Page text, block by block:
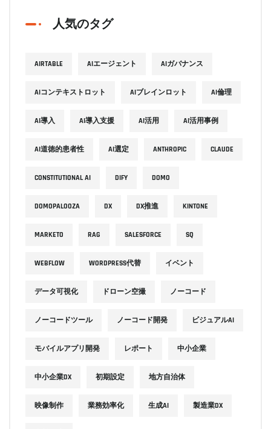
人気のタグ
AIRTABLE AIエージェント AIガバナンス
AIコンテキストロット AIブレインロット AI倫理
AI導入 AI導入支援 AI活用 AI活用事例
AI道徳的患者性 AI選定 ANTHROPIC CLAUDE
CONSTITUTIONAL AI DIFY DOMO
DOMOPALOOZA DX DX推進 KINTONE
MARKETO RAG SALESFORCE SQ
WEBFLOW WORDPRESS代替 イベント
データ可視化 ドローン空撮 ノーコード
ノーコードツール ノーコード開発 ビジュアルAI
モバイルアプリ開発 レポート 中小企業
中小企業DX 初期設定 地方自治体
映像制作 業務効率化 生成AI 製造業DX